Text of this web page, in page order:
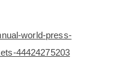
world-press-
44424275203